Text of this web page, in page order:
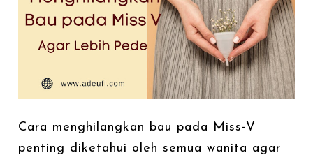
Cara menghilangkan bau pada Miss-V
penting diketahui oleh semua wanita agar